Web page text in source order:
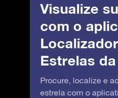
Visualize
com o
Estrelas da
Procure, localize e
estrela com o